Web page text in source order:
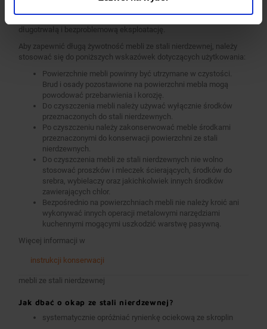
długotrwałą i bezproblemową eksploatację.
Aby zapewnić długą żywotność mebli ze stali nierdzewnej, należy
stosować się do poniższych wskazówek dotyczących użytkowania:
Powierzchnie mebli powinny być utrzymane w czystości.
Brud i osady pozostawione na powierzchni mebla mogą
powodować przebarwienia i korozję.
Do czyszczenia mebli należy używać wyłącznie środków
przeznaczonych do stali nierdzewnych.
Po czyszczeniu należy zakonserwować meble środkami
przeznaczonymi do konserwacji powierzchni ze stali
nierdzewnych.
Do czyszczenia mebli ze stali nierdzewnych nie wolno
stosować proszków i mleczek ścierających, środków do
srebra, wybielaczy oraz jakichkolwiek innych środków
zawierających chlor.
Bezpośrednio na powierzchniach mebli nie należy kroić ani
wykonywać innych operacji metalowymi narzędziami
kuchennymi mogącymi uszkodzić warstwę pasywną.
Więcej informacji w
instrukcji konserwacji
mebli ze stali nierdzewnej
Jak dbać o okap ze stali nierdzewnej?
systematycznie opróżniać rynienkę ociekową ze skroplin